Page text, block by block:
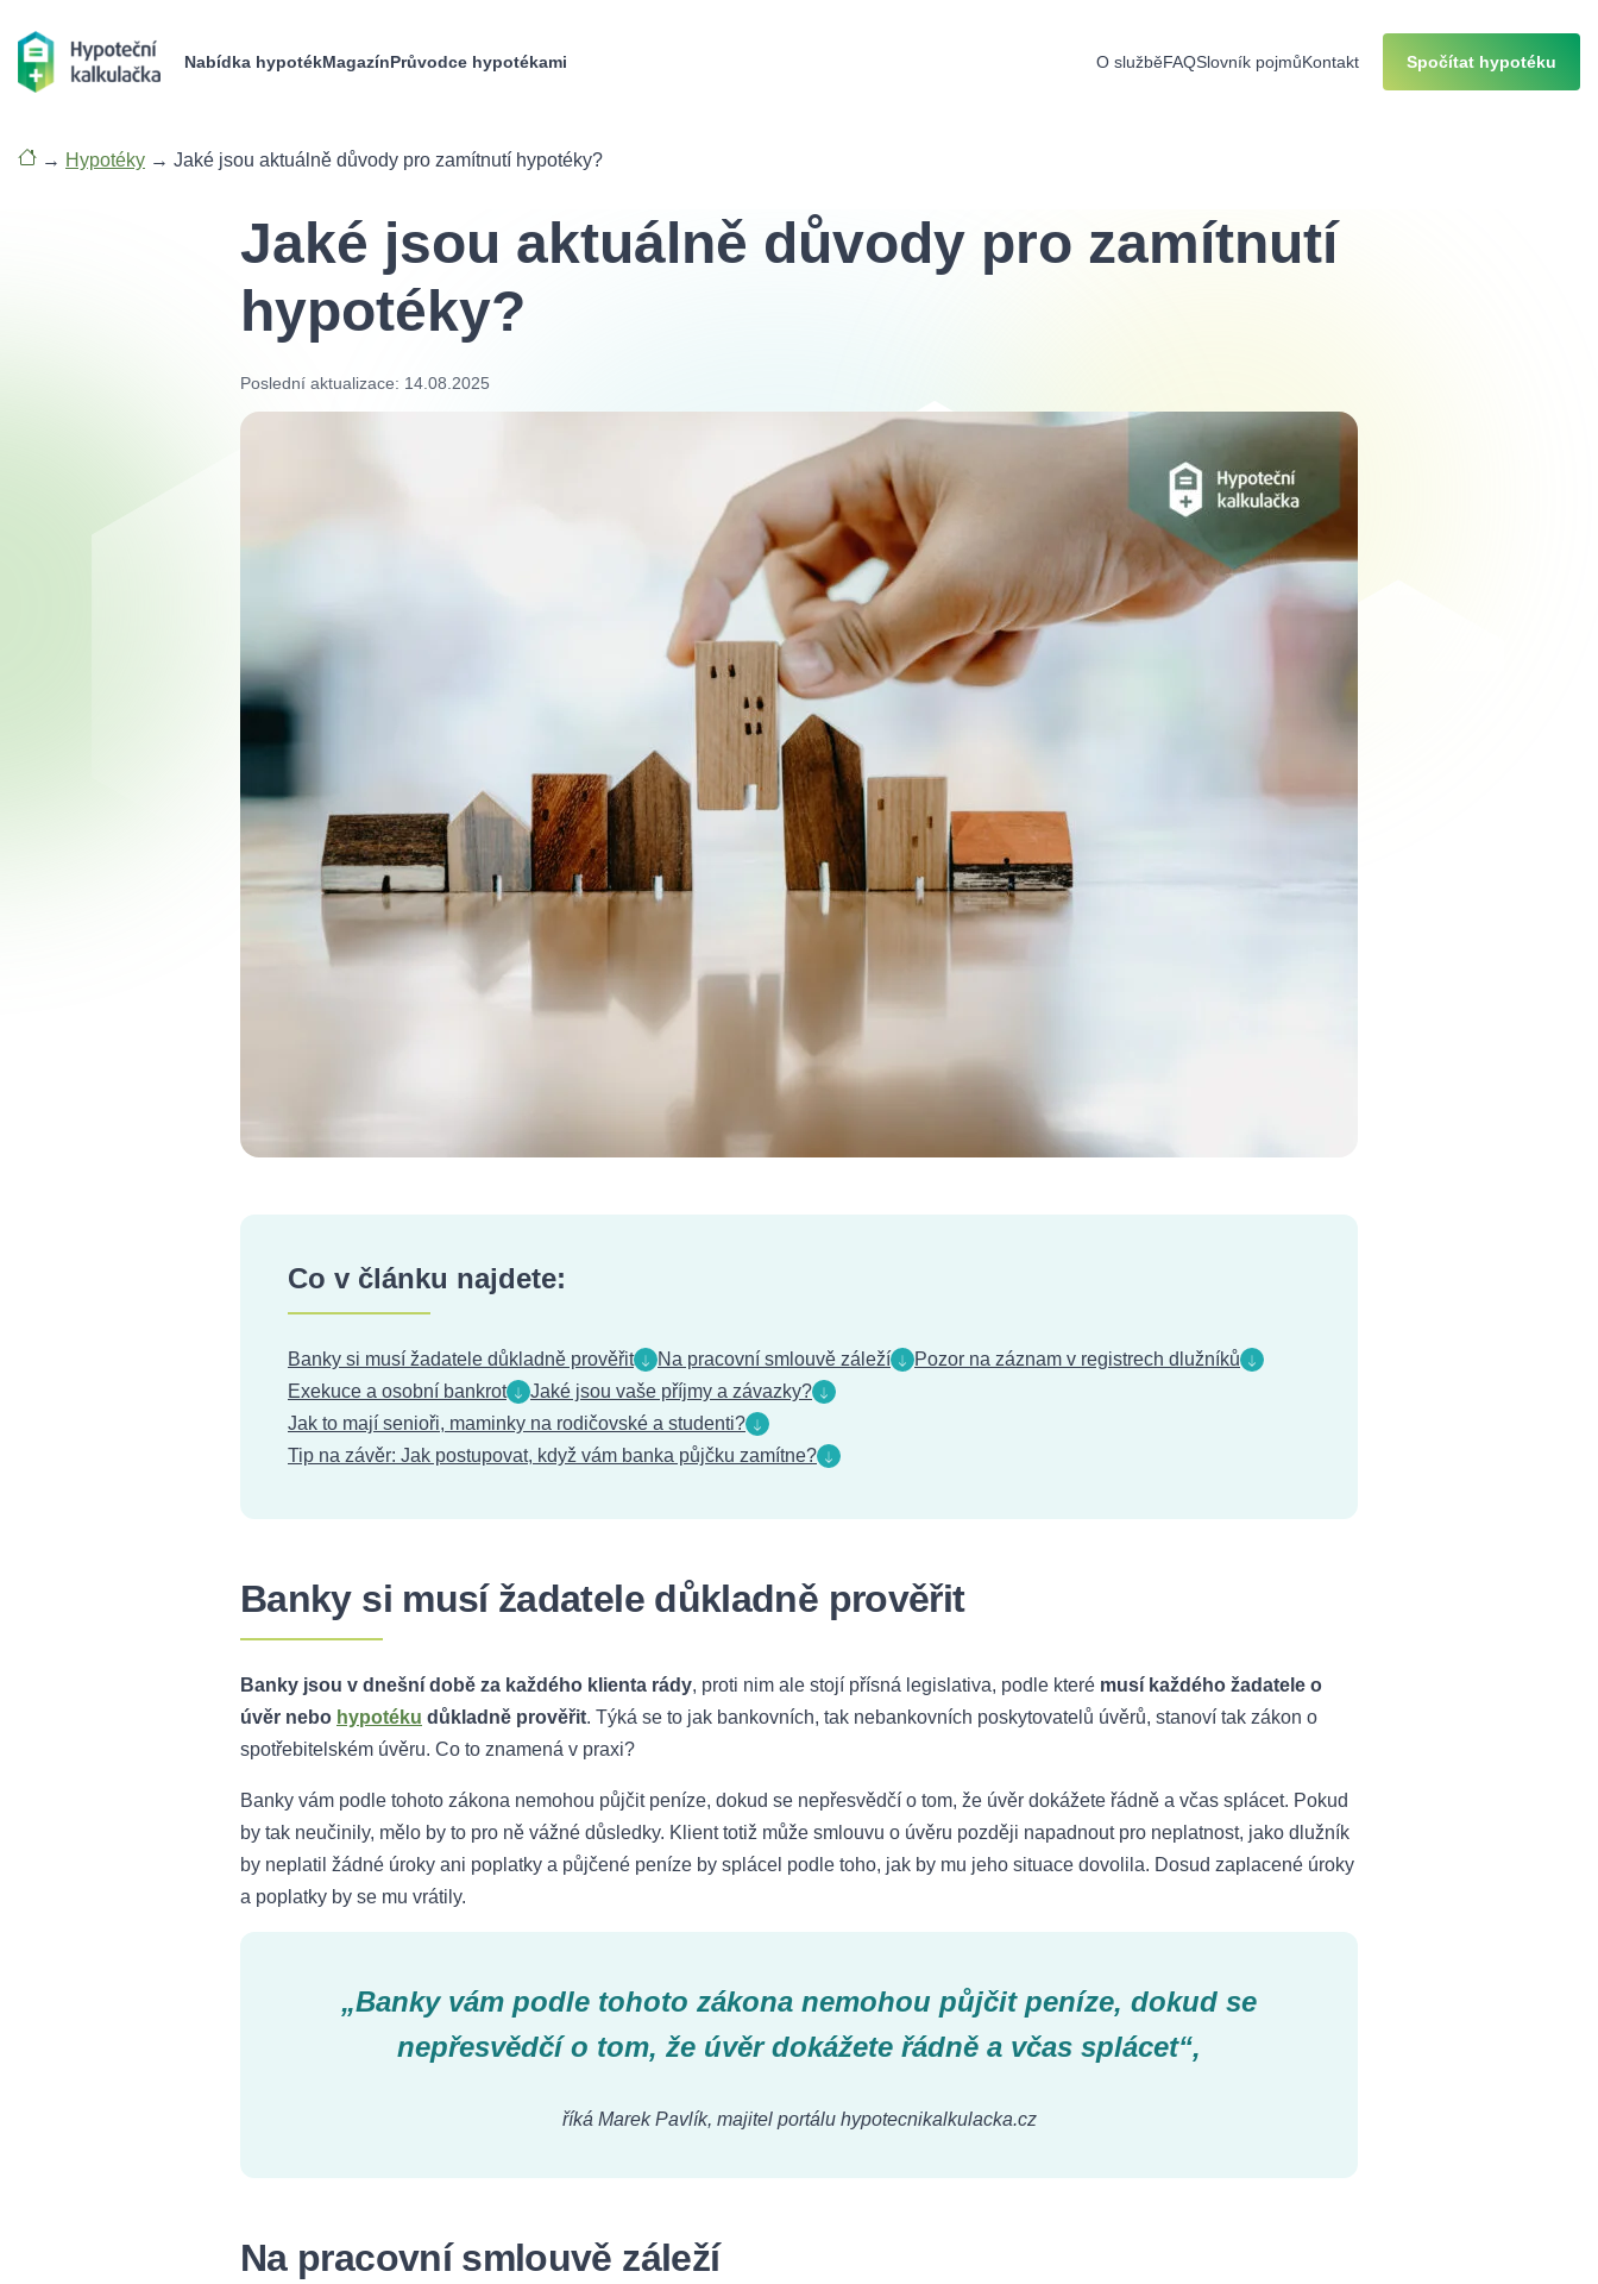
Nabídka hypotékMagazínPrůvodce hypotékami O služběFAQSlovník pojmůKontakt Spočítat hypotéku
→ Hypotéky → Jaké jsou aktuálně důvody pro zamítnutí hypotéky?
Jaké jsou aktuálně důvody pro zamítnutí
hypotéky?
Poslední aktualizace: 14.08.2025
Co v článku najdete:
Banky si musí žadatele důkladně prověřit Na pracovní smlouvě záleží
Pozor na záznam v registrech dlužníků
Exekuce a osobní bankrot
Jaké jsou vaše příjmy a závazky?
Jak to mají senioři, maminky na rodičovské a studenti?
Tip na závěr: Jak postupovat, když vám banka půjčku zamítne?
Banky si musí žadatele důkladně prověřit
Banky jsou v dnešní době za každého klienta rády, proti nim ale stojí přísná legislativa, podle které musí každého žadatele o
úvěr nebo hypotéku důkladně prověřit. Týká se to jak bankovních, tak nebankovních poskytovatelů úvěrů, stanoví tak zákon o
spotřebitelském úvěru. Co to znamená v praxi?
Banky vám podle tohoto zákona nemohou půjčit peníze, dokud se nepřesvědčí o tom, že úvěr dokážete řádně a včas splácet. Pokud
by tak neučinily, mělo by to pro ně vážné důsledky. Klient totiž může smlouvu o úvěru později napadnout pro neplatnost, jako dlužník
by neplatil žádné úroky ani poplatky a půjčené peníze by splácel podle toho, jak by mu jeho situace dovolila. Dosud zaplacené úroky
a poplatky by se mu vrátily.
„Banky vám podle tohoto zákona nemohou půjčit peníze, dokud se
nepřesvědčí o tom, že úvěr dokážete řádně a včas splácet“,
říká Marek Pavlík, majitel portálu hypotecnikalkulacka.cz
Na pracovní smlouvě záleží